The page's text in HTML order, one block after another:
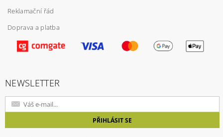
Vložením hodnocení souhlasíte spodmínkami
ochrany osobních údajů
Reklamační řád
Doprava a platba
NEWSLETTER